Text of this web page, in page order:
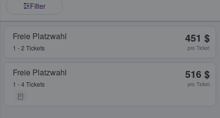
Filter
Freie Platzwahl
1 - 2 Tickets
451 $
pro Ticket
Freie Platzwahl
1 - 4 Tickets
516 $
pro Ticket